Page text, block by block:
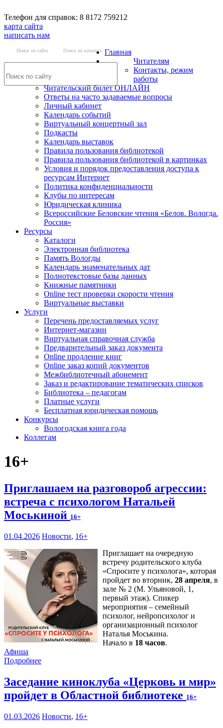
Телефон для справок: 8 8172 759212
карта сайта
написать нам
Поиск по сайту Поиск по каталогу Главная
Читателям
Контакты, режим
работы
Читательский билет ОНЛАЙН
Ответы на часто задаваемые вопросы
Личный кабинет
Календарь событий
Виртуальный концертный зал
Подкасты
Календарь выставок
Правила пользования библиотекой
Правила пользования библиотекой в картинках
Условия и порядок предоставления доступа к
ресурсам Интернет
Политика конфиденциальности
Клубы по интересам
Юридическая клиника
Всероссийские Беловские чтения «Белов. Вологда.
Россия»
Ресурсы
Каталоги
Электронная библиотека
Память Вологды
Календарь знаменательных дат
Полнотекстовые базы данных
Книжные памятники
Online тест проверки скорости чтения
Виртуальные выставки
Услуги
Перечень предоставляемых услуг
Интернет-магазин
Виртуальная справочная служба
Предварительный заказ документа
Online продление книг
Online заказ копий документов
Межбиблиотечный абонемент
Заказ и редактирование тематических списков
Библиотека – педагогам
Платные услуги
Бесплатная юридическая помощь
Конкурсы
Вологодская книга года
Коллегам
16+
Приглашаем на разговороб агрессии:
встреча с психологом Натальей
Моськиной 16+
01.04.2026 Новости, 16+
Приглашает на очередную
встречу родительского клуба
«Спросите у психолога», которая
пройдет во вторник, 28 апреля, в
зале № 2 (М. Ульяновой, 1,
первый этаж). Спикер
мероприятия – семейный
психолог, нейропсихолог и
организационный психолог
Наталья Моськина.
Начало в 18 часов.
Афиша
Подробнее
Заседание киноклуба «Церковь и мир»
пройдет в Областной библиотеке 16+
01.03.2026 Новости, 16+